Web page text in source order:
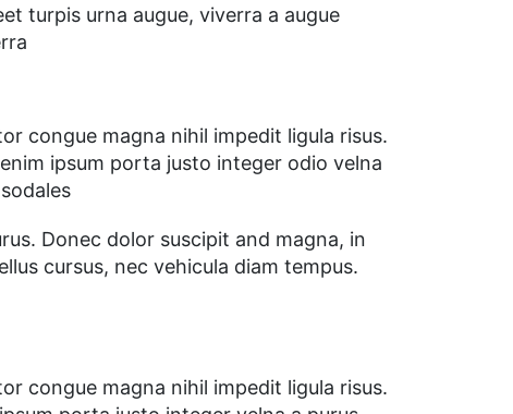
turpis urna augue, viverra a augue
congue magna nihil impedit ligula risus.
ipsum porta justo integer odio velna
Donec dolor suscipit and magna, in
cursus, nec vehicula diam tempus.
congue magna nihil impedit ligula risus.